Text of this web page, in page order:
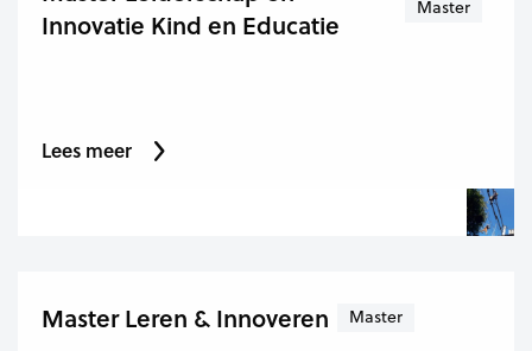
Innovatie Kind en Educatie
Master
Lees meer
Master Leren & Innoveren Master